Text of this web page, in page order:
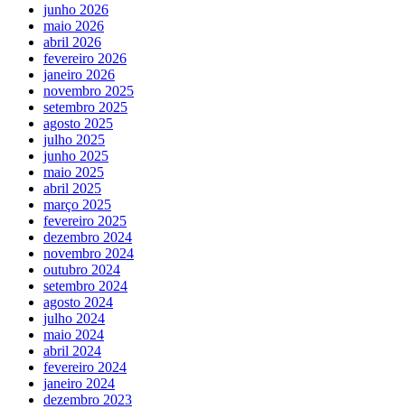
junho 2026
maio 2026
abril 2026
fevereiro 2026
janeiro 2026
novembro 2025
setembro 2025
agosto 2025
julho 2025
junho 2025
maio 2025
abril 2025
março 2025
fevereiro 2025
dezembro 2024
novembro 2024
outubro 2024
setembro 2024
agosto 2024
julho 2024
maio 2024
abril 2024
fevereiro 2024
janeiro 2024
dezembro 2023